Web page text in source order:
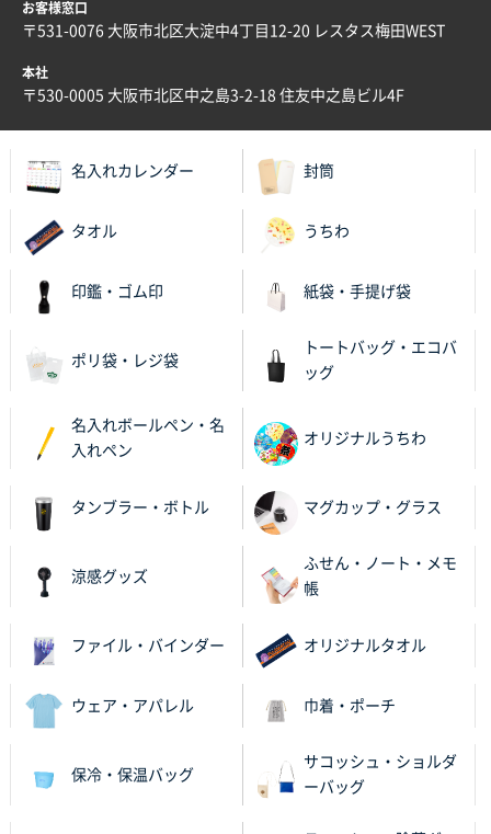
A4バインダー(2ツ折)300枚
青森県K社様
ワンポイントポリ袋 A4サイズ
2025年12月24日 13:22
ワンポイント箔押し紙袋 M横サイズ(A4対応)100
価格と納期が希望に合ったから
神奈川県S社様
ワンポイント箔押し紙袋 M横サイズ(A4対応) 500
富山県O社様
uni ジェットストリーム 07
100枚
安い、早い
埼玉県G社様
お客様窓口
〒531-0076 大阪市北区大淀中4丁目12-20 レスタス梅田WEST
本社
〒530-0005 大阪市北区中之島3-2-18 住友中之島ビル4F
名入れカレンダー 封筒
タオル うちわ
印鑑・ゴム印 紙袋・手提げ袋
ポリ袋・レジ袋
トートバッグ・エコバ
ッグ
名入れボールペン・名
入れペン
オリジナルうちわ
タンブラー・ボトル マグカップ・グラス
涼感グッズ
ふせん・ノート・メモ
帳
ファイル・バインダー オリジナルタオル
ウェア・アパレル 巾着・ポーチ
保冷・保温バッグ
サコッシュ・ショルダ
ーバッグ